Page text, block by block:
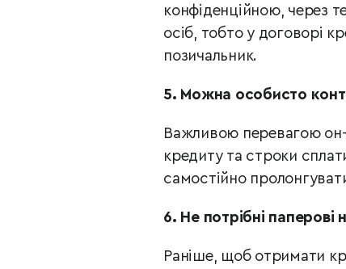
конфіденційною, через
осіб, тобто у договорі
позичальник.
5. Можна особисто
Важливою перевагою
кредиту та строки
самостійно
6. Не потрібні паперові
Раніше, щоб отримати